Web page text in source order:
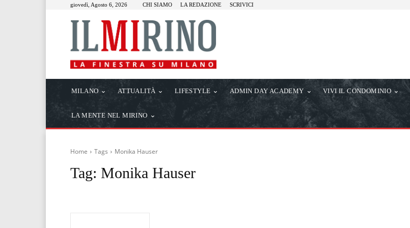
giovedì, Agosto 6, 2026 CHI SIAMO LA REDAZIONE SCRIVICI
MILANO ATTUALITÀ LIFESTYLE ADMIN DAY ACADEMY VIVI IL CONDOMINIO
LA MENTE NEL MIRINO
Home Tags Monika Hauser
Tag: Monika Hauser